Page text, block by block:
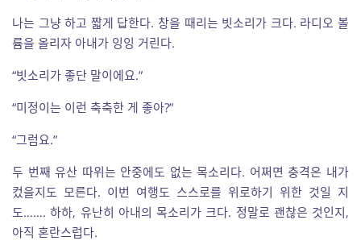
나는 그냥 하고 짧게 답한다. 창을 때리는 빗소리가 크다. 라디오 볼
륨을 올리자 아내가 잉잉 거린다.
“빗소리가 좋단 말이에요.”
“미정이는 이런 축축한 게 좋아?”
“그럼요.”
두 번째 유산 따위는 안중에도 없는 목소리다. 어쩌면 충격은 내가
컸을지도 모른다. 이번 여행도 스스로를 위로하기 위한 것일 지
도……. 하하, 유난히 아내의 목소리가 크다. 정말로 괜찮은 것인지,
아직 혼란스럽다.